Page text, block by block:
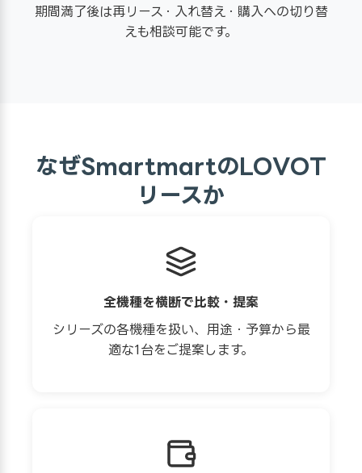
期間満了後は再リース・入れ替え・購入への切り替
えも相談可能です。
なぜSmartmartのLOVOT
リースか
全機種を横断で比較・提案
シリーズの各機種を扱い、用途・予算から最
適な1台をご提案します。